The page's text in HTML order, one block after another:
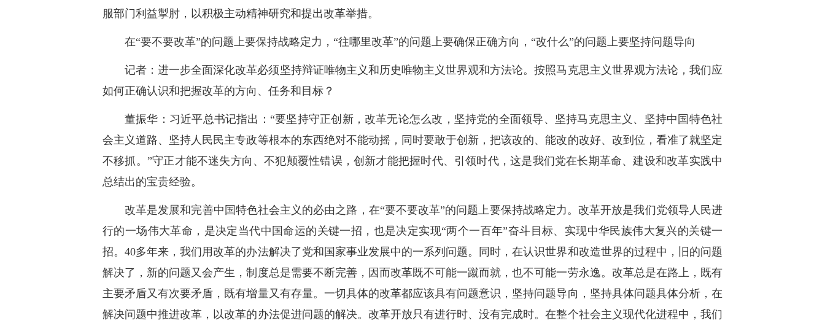
服部门利益掣肘，以积极主动精神研究和提出改革举措。
在“要不要改革”的问题上要保持战略定力，“往哪里改革”的问题上要确保正确方向，“改什么”的问题上要坚持问题导向
记者：进一步全面深化改革必须坚持辩证唯物主义和历史唯物主义世界观和方法论。按照马克思主义世界观方法论，我们应
如何正确认识和把握改革的方向、任务和目标？
董振华：习近平总书记指出：“要坚持守正创新，改革无论怎么改，坚持党的全面领导、坚持马克思主义、坚持中国特色社
会主义道路、坚持人民民主专政等根本的东西绝对不能动摇，同时要敢于创新，把该改的、能改的改好、改到位，看准了就坚定
不移抓。”守正才能不迷失方向、不犯颠覆性错误，创新才能把握时代、引领时代，这是我们党在长期革命、建设和改革实践中
总结出的宝贵经验。
改革是发展和完善中国特色社会主义的必由之路，在“要不要改革”的问题上要保持战略定力。改革开放是我们党领导人民进
行的一场伟大革命，是决定当代中国命运的关键一招，也是决定实现“两个一百年”奋斗目标、实现中华民族伟大复兴的关键一
招。40多年来，我们用改革的办法解决了党和国家事业发展中的一系列问题。同时，在认识世界和改造世界的过程中，旧的问题
解决了，新的问题又会产生，制度总是需要不断完善，因而改革既不可能一蹴而就，也不可能一劳永逸。改革总是在路上，既有
主要矛盾又有次要矛盾，既有增量又有存量。一切具体的改革都应该具有问题意识，坚持问题导向，坚持具体问题具体分析，在
解决问题中推进改革，以改革的办法促进问题的解决。改革开放只有进行时、没有完成时。在整个社会主义现代化进程中，我们